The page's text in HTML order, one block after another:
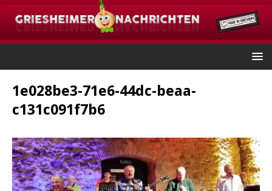
1e028be3-71e6-44dc-beaa-
c131c091f7b6